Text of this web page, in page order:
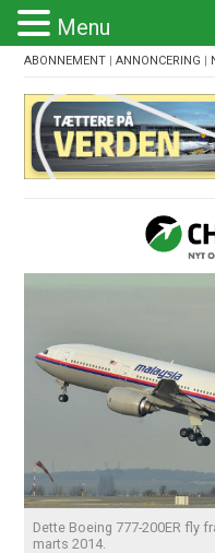
ABONNEMENT |ANNONCERING |
Dette Boeing 777-200ER fly
marts 2014.
Menu